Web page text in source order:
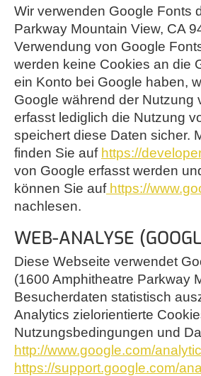
Wir verwenden Google Fonts
Parkway Mountain View, CA
Verwendung von Google
werden keine Cookies an die
ein Konto bei Google haben,
Google während der Nutzung
erfasst lediglich die Nutzung
speichert diese Daten sicher.
finden Sie auf https://
von Google erfasst werden
können Sie aufhttps://
nachlesen.
WEB-ANALYSE
Diese Webseite verwendet
(1600 Amphitheatre Parkway
Besucherdaten statistisch
Analytics zielorientierte
Nutzungsbedingungen und
http://www.google.com/
https://support.google.com/